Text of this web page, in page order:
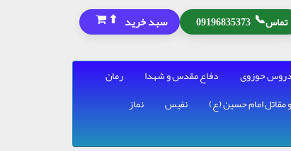
تماس📞
09196835373 سبد خرید ⬆
دروس حوزوی دفاع مقدس و شهدا
رمان
مقاتل امام حسین (ع) نفیس
نماز